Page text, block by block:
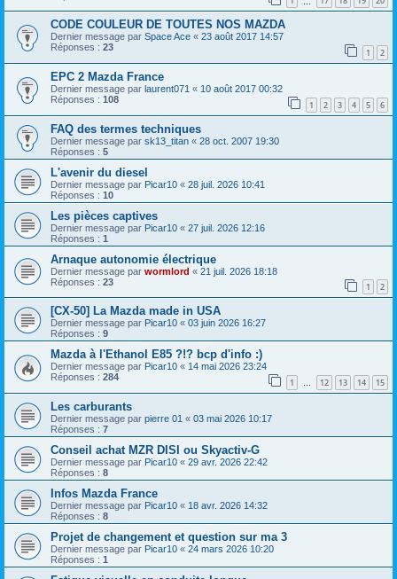
CODE COULEUR DE TOUTES NOS MAZDA
Dernier message par Space Ace « 23 août 2017 14:57
Réponses : 23 1 2
EPC 2 Mazda France
Dernier message par laurent071 « 10 août 2017 00:32
Réponses : 108 1 2 3 4 5 6
FAQ des termes techniques
Dernier message par sk13_titan « 28 oct. 2007 19:30
Réponses : 5
L'avenir du diesel
Dernier message par Picar10 « 28 juil. 2026 10:41
Réponses : 10
Les pièces captives
Dernier message par Picar10 « 27 juil. 2026 12:16
Réponses : 1
Arnaque autonomie électrique
Dernier message par wormlord « 21 juil. 2026 18:18
Réponses : 23 1 2
[CX-50] La Mazda made in USA
Dernier message par Picar10 « 03 juin 2026 16:27
Réponses : 9
Mazda à l'Ethanol E85 ?!? bcp d'info :)
Dernier message par Picar10 « 14 mai 2026 23:24
Réponses : 284 1 … 12 13 14 15
Les carburants
Dernier message par pierre 01 « 03 mai 2026 10:17
Réponses : 7
Conseil achat MZR DISI ou Skyactiv-G
Dernier message par Picar10 « 29 avr. 2026 22:42
Réponses : 8
Infos Mazda France
Dernier message par Picar10 « 18 avr. 2026 14:32
Réponses : 8
Projet de changement et question sur ma 3
Dernier message par Picar10 « 24 mars 2026 10:20
Réponses : 1